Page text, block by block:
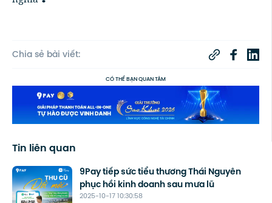
Chia sẻ bài viết:
CÓ THỂ BẠN QUAN TÂM
Tin liên quan
2025-10-17 10:30:58
9Pay tiếp sức tiểu thương Thái Nguyên
phục hồi kinh doanh sau mưa lũ